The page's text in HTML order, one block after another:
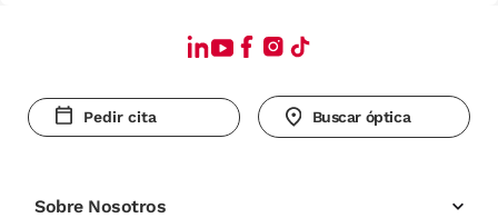
Pedir cita Buscar óptica
Sobre Nosotros